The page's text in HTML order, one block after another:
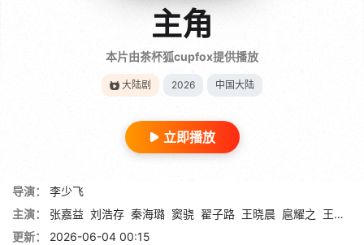
主角
本片由茶杯狐cupfox提供播放
大陆剧 2026 中国大陆
立即播放
导演：
李少飞
主演：
张嘉益 刘浩存 秦海璐 窦骁 翟子路 王晓晨 扈耀之 王海燕
更新：
2026-06-04 00:15